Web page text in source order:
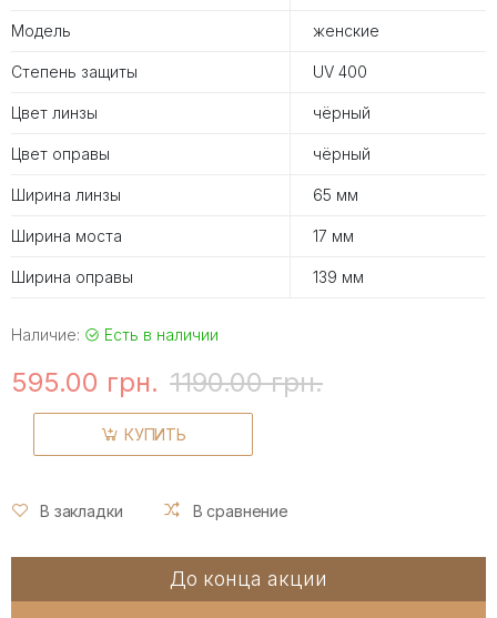
Модель женские
Степень защиты UV 400
Цвет линзы чёрный
Цвет оправы чёрный
Ширина линзы 65 мм
Ширина моста 17 мм
Ширина оправы 139 мм
Наличие: Есть в наличии
595.00 грн. 1190.00 грн.
КУПИТЬ
В закладки В сравнение
До конца акции